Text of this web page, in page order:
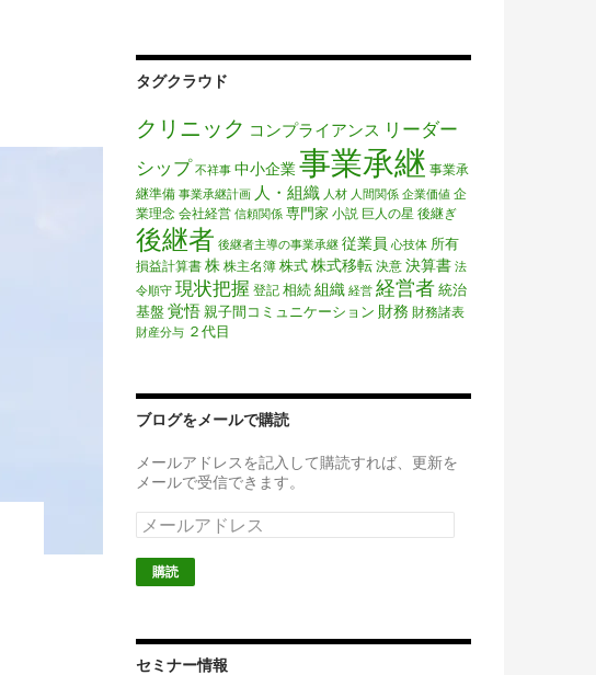
タグクラウド
クリニック コンプライアンス リーダー
シップ 不祥事 中小企業事業承継 事業承
継準備 事業承継計画 人・組織 人材 人間関係 企業価値 企
業理念 会社経営 信頼関係 専門家 小説 巨人の星 後継ぎ
後継者 後継者主導の事業承継 従業員 心技体 所有
損益計算書 株 株主名簿 株式株式移転 決意 決算書 法
令順守 現状把握 登記 相続組織 経営 経営者統治
基盤覚悟親子間コミュニケーション 財務 財務諸表
財産分与 ２代目
ブログをメールで購読
メールアドレスを記入して購読すれば、更新を
メールで受信できます。
メ
ー
ル
ア
ス
セミナー情報